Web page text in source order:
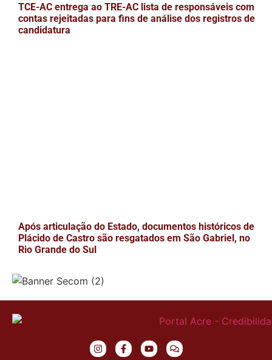
TCE-AC entrega ao TRE-AC lista de responsáveis com
contas rejeitadas para fins de análise dos registros de
candidatura
Após articulação do Estado, documentos históricos de
Plácido de Castro são resgatados em São Gabriel, no
Rio Grande do Sul